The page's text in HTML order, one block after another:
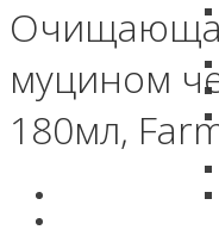
муцином
180мл,